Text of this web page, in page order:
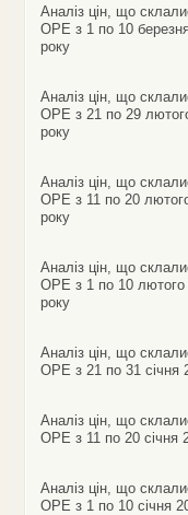
Аналіз цін, що
ОРЕ з 1 по 10
року
Аналіз цін, що
ОРЕ з 21 по 29
року
Аналіз цін, що
ОРЕ з 11 по 20
року
Аналіз цін, що
ОРЕ з 1 по 10 лютого
року
Аналіз цін, що
ОРЕ з 21 по 31 січня
Аналіз цін, що
ОРЕ з 11 по 20 січня
Аналіз цін, що
ОРЕ з 1 по 10 січня